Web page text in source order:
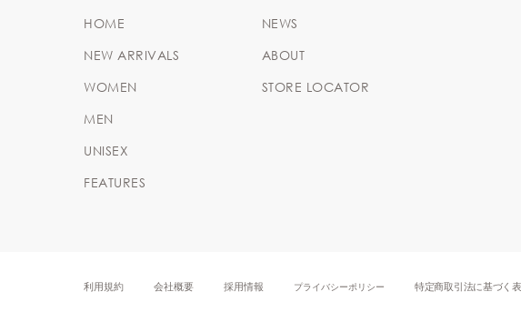
HOME
NEW ARRIVALS
WOMEN
MEN
UNISEX
FEATURES
NEWS
ABOUT
STORE LOCATOR
利用規約 会社概要 採用情報 プライバシーポリシー 特定商取引法に基づく